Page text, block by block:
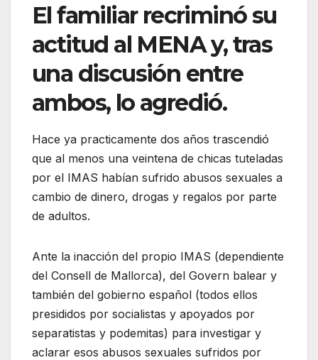
El familiar recriminó su
actitud al MENA y, tras
una discusión entre
ambos, lo agredió.
Hace ya practicamente dos años trascendió
que al menos una veintena de chicas tuteladas
por el IMAS habían sufrido abusos sexuales a
cambio de dinero, drogas y regalos por parte
de adultos.
Ante la inacción del propio IMAS (dependiente
del Consell de Mallorca), del Govern balear y
también del gobierno español (todos ellos
presididos por socialistas y apoyados por
separatistas y podemitas) para investigar y
aclarar esos abusos sexuales sufridos por